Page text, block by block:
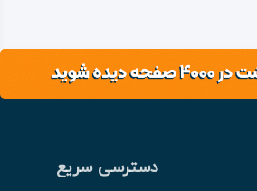
دسترسی سریع